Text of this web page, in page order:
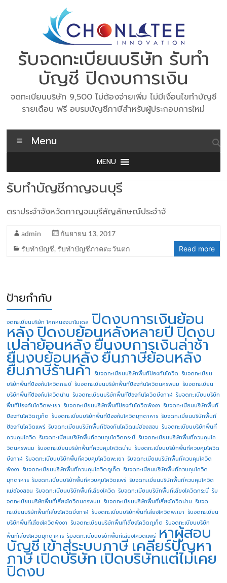
รับจดทะเบียนบริษัท รับทำ
บัญชี ปิดงบการเงิน
จดทะเบียนบริษัท 9,500 ไม่ต้องจ่ายเพิ่ม ไม่มีเงื่อนไขทำบัญชี
รายเดือน ฟรี อบรมบัญชีภาษีสำหรับผู้ประกอบการใหม่
Menu
MENU
รับทำบัญชีกาญจนบุรี
ตราประจำจังหวัดกาญจนบุรีสัญลักษณ์ประจำจั
admin
กันยายน 13, 2017
รับทำบัญชี, รับทำบัญชีภาคตะวันตก Read more
ป้ายกำกับ
จดทะเบียนบริษัท โคกหนองนาโมเดล ปิดงบการเงินย้อน
หลังปิดงบย้อนหลังหลายปี ปิดงบ
เปล่าย้อนหลังยื่นงบการเงินล่าช้า
ยื่นงบย้อนหลังยื่นภาษีย้อนหลัง
ยื่นภาษีร้านค้า รับจดทะเบียนบริษัทพื้นทีป้องกันโควิด รับจดทะเบียน
บริษัทพื้นทีป้องกันโควิดกระบี่ รับจดทะเบียนบริษัทพื้นทีป้องกันโควิดนครพนม รับจดทะเบียน
บริษัทพื้นทีป้องกันโควิดน่าน รับจดทะเบียนบริษัทพื้นทีป้องกันโควิดบึงกาฬ รับจดทะเบียนบริษัท
พื้นทีป้องกันโควิดพะเยา รับจดทะเบียนบริษัทพื้นทีป้องกันโควิดพังงา รับจดทะเบียนบริษัทพื้นที
ป้องกันโควิดภูเก็ต รับจดทะเบียนบริษัทพื้นทีป้องกันโควิดมุกดาหาร รับจดทะเบียนบริษัทพื้นที
ป้องกันโควิดแพร่ รับจดทะเบียนบริษัทพื้นทีป้องกันโควิดแม่ฮ่องสอน รับจดทะเบียนบริษัทพื้นที่
ควบคุมโควิด รับจดทะเบียนบริษัทพื้นที่ควบคุมโควิดกระบี่ รับจดทะเบียนบริษัทพื้นที่ควบคุมโค
วิดนครพนม รับจดทะเบียนบริษัทพื้นที่ควบคุมโควิดน่าน รับจดทะเบียนบริษัทพื้นที่ควบคุมโควิด
บึงกาฬ รับจดทะเบียนบริษัทพื้นที่ควบคุมโควิดพะเยา รับจดทะเบียนบริษัทพื้นที่ควบคุมโควิด
พังงา รับจดทะเบียนบริษัทพื้นที่ควบคุมโควิดภูเก็ต รับจดทะเบียนบริษัทพื้นที่ควบคุมโควิด
มุกดาหาร รับจดทะเบียนบริษัทพื้นที่ควบคุมโควิดแพร่ รับจดทะเบียนบริษัทพื้นที่ควบคุมโควิด
แม่ฮ่องสอน รับจดทะเบียนบริษัทพื้นที่เสี่ยงโควิด รับจดทะเบียนบริษัทพื้นที่เสี่ยงโควิดกระบี่ รับ
จดทะเบียนบริษัทพื้นที่เสี่ยงโควิดนครพนม รับจดทะเบียนบริษัทพื้นที่เสี่ยงโควิดน่าน รับจด
ทะเบียนบริษัทพื้นที่เสี่ยงโควิดบึงกาฬ รับจดทะเบียนบริษัทพื้นที่เสี่ยงโควิดพะเยา รับจดทะเบียน
บริษัทพื้นที่เสี่ยงโควิดพังงา รับจดทะเบียนบริษัทพื้นที่เสี่ยงโควิดภูเก็ต รับจดทะเบียนบริษัท
พื้นที่เสี่ยงโควิดมุกดาหาร รับจดทะเบียนบริษัทพื้นที่เสี่ยงโควิดแพร่ หาผู้สอบ
บัญชี เข้าสู่ระบบภาษี เคลียร์ปัญหา
ภาษีเปิดบริษัทเปิดบริษัทแต่ไม่เคย
ปิดงบ